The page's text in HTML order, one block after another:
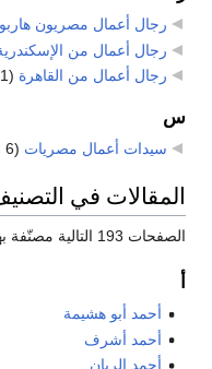
رجال أعمال مصريون
رجال أعمال من
رجال أعمال من القاهرة (1 ص)
س
سيدات أعمال مصريات (6 ص)
المقالات في
الصفحات 193 التالية مصنّفة بهذا التصنيف، من إجمالي 193.
أحمد أبو هشيمة
أحمد أشرف
أحمد الريان